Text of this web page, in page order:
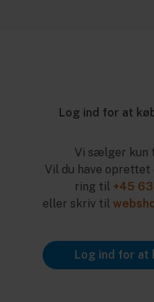
Log ind for at
Vi sælger kun
Vil du have
ring til +45
eller skriv til
Log ind for at